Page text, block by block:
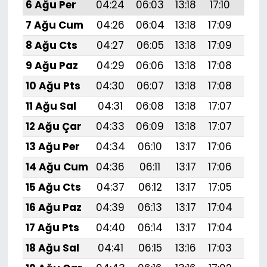
6 Ağu Per
04:24 06:03 13:18 17:10
7 Ağu Cum
04:26 06:04 13:18 17:09
8 Ağu Cts
04:27 06:05 13:18 17:09
9 Ağu Paz
04:29 06:06 13:18 17:08
10 Ağu Pts
04:30 06:07 13:18 17:08
11 Ağu Sal
04:31 06:08 13:18 17:07
12 Ağu Çar
04:33 06:09 13:18 17:07
13 Ağu Per
04:34 06:10 13:17 17:06
14 Ağu Cum
04:36 06:11 13:17 17:06
15 Ağu Cts
04:37 06:12 13:17 17:05
16 Ağu Paz
04:39 06:13 13:17 17:04
17 Ağu Pts
04:40 06:14 13:17 17:04
18 Ağu Sal
04:41 06:15 13:16 17:03